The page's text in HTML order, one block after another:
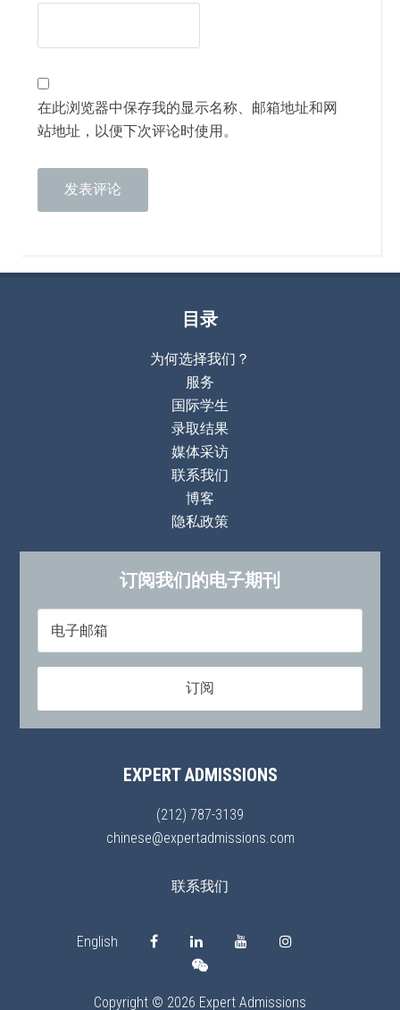
在此浏览器中保存我的显示名称、邮箱地址和网
站地址，以便下次评论时使用。
目录
为何选择我们？
服务
国际学生
录取结果
媒体采访
联系我们
博客
隐私政策
订阅我们的电子期刊
EXPERT ADMISSIONS
(212) 787-3139
chinese@expertadmissions.com
联系我们
English
Copyright © 2026 Expert Admissions